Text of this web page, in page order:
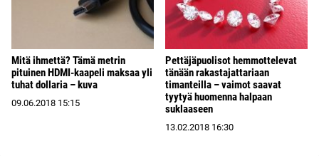
Mitä ihmettä? Tämä metrin
pituinen HDMI-kaapeli maksaa yli
tuhat dollaria – kuva
09.06.2018 15:15
Pettäjäpuolisot hemmottelevat
tänään rakastajattariaan
timanteilla – vaimot saavat
tyytyä huomenna halpaan
suklaaseen
13.02.2018 16:30